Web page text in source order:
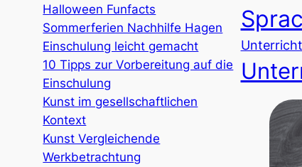
Halloween Funfacts
Sommerferien Nachhilfe Hagen
Einschulung leicht gemacht
10 Tipps zur Vorbereitung auf die
Einschulung
Kunst im gesellschaftlichen
Kontext
Kunst Vergleichende
Werkbetrachtung
Unterricht